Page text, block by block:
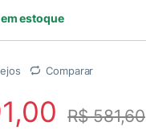
estoque
Comparar
R$581,60